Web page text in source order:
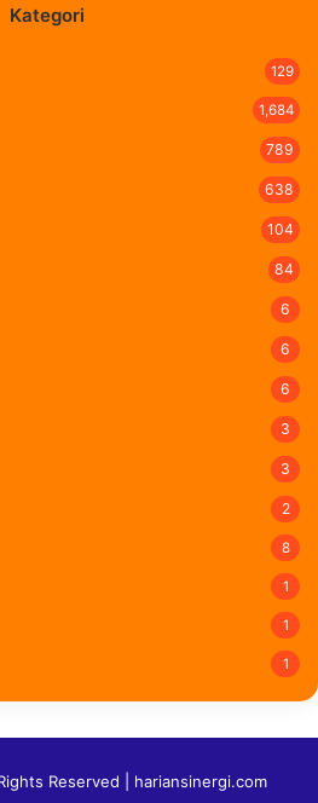
Kategori
129
1,684
789
638
104
84
6
6
6
3
3
2
8
1
1
1
Reserved | hariansinergi.com